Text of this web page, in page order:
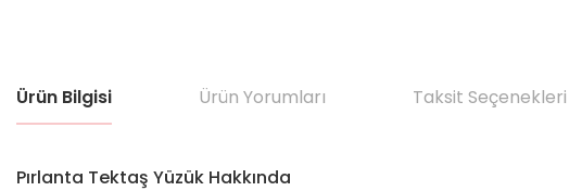
Ürün Bilgisi Ürün Yorumları Taksit Seçenekleri
Pırlanta Tektaş Yüzük Hakkında